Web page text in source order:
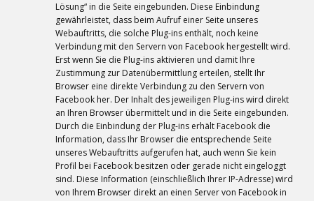
Lösung“ in die Seite eingebunden. Diese Einbindung
gewährleistet, dass beim Aufruf einer Seite unseres
Webauftritts, die solche Plug-ins enthält, noch keine
Verbindung mit den Servern von Facebook hergestellt wird.
Erst wenn Sie die Plug-ins aktivieren und damit Ihre
Zustimmung zur Datenübermittlung erteilen, stellt Ihr
Browser eine direkte Verbindung zu den Servern von
Facebook her. Der Inhalt des jeweiligen Plug-ins wird direkt
an Ihren Browser übermittelt und in die Seite eingebunden.
Durch die Einbindung der Plug-ins erhält Facebook die
Information, dass Ihr Browser die entsprechende Seite
unseres Webauftritts aufgerufen hat, auch wenn Sie kein
Profil bei Facebook besitzen oder gerade nicht eingeloggt
sind. Diese Information (einschließlich Ihrer IP-Adresse) wird
von Ihrem Browser direkt an einen Server von Facebook in